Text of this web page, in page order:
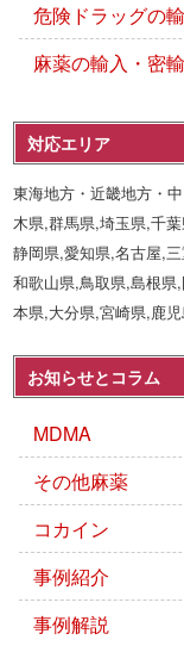
危険ドラッグの
麻薬の輸入・密輸
対応エリア
東海地方・近畿地方・
木県,群馬県,埼玉県,千
静岡県,愛知県,名古屋,
和歌山県,鳥取県,島根
本県,大分県,宮崎県,鹿
お知らせとコラム
MDMA
その他麻薬
コカイン
事例紹介
事例解説